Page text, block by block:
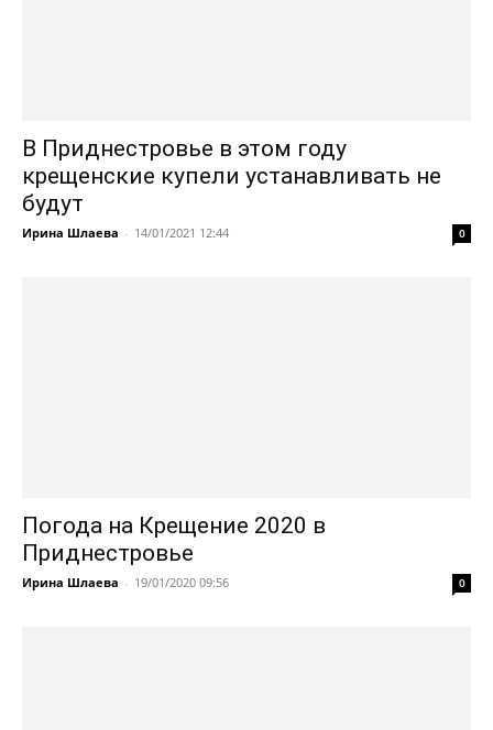
В Приднестровье в этом году
крещенские купели устанавливать не
будут
Ирина Шлаева - 14/01/2021 12:44 0
Погода на Крещение 2020 в
Приднестровье
Ирина Шлаева - 19/01/2020 09:56 0